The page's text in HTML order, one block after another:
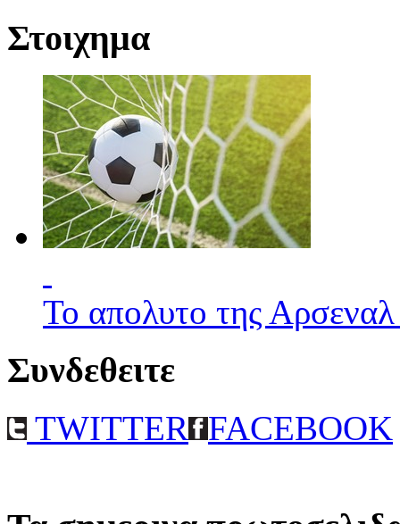
Στοιχημα
Το απολυτο της
Συνδεθειτε
TWITTER FACEBOOK